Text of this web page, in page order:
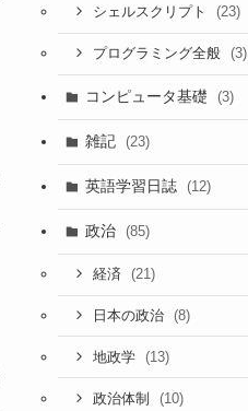
シェルスクリプト (23)
プログラミング全般 (3)
コンピュータ基礎 (3)
雑記 (23)
英語学習日誌 (12)
政治 (85)
経済 (21)
日本の政治 (8)
地政学 (13)
政治体制 (10)